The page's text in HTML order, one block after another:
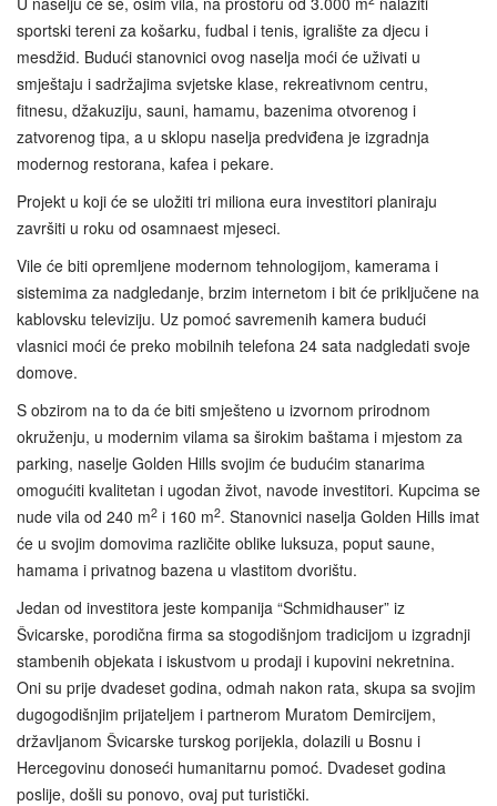
sportski tereni za košarku, fudbal i tenis, igralište za djecu i
mesdžid. Budući stanovnici ovog naselja moći će uživati u
smještaju i sadržajima svjetske klase, rekreativnom centru,
fitnesu, džakuziju, sauni, hamamu, bazenima otvorenog i
zatvorenog tipa, a u sklopu naselja predviđena je izgradnja
modernog restorana, kafea i pekare.
Projekt u koji će se uložiti tri miliona eura investitori planiraju
završiti u roku od osamnaest mjeseci.
Vile će biti opremljene modernom tehnologijom, kamerama i
sistemima za nadgledanje, brzim internetom i bit će priključene na
kablovsku televiziju. Uz pomoć savremenih kamera budući
vlasnici moći će preko mobilnih telefona 24 sata nadgledati svoje
domove.
S obzirom na to da će biti smješteno u izvornom prirodnom
okruženju, u modernim vilama sa širokim baštama i mjestom za
parking, naselje Golden Hills svojim će budućim stanarima
omogućiti kvalitetan i ugodan život, navode investitori. Kupcima se
nude vila od 240 m2 i 160 m2. Stanovnici naselja Golden Hills imat
će u svojim domovima različite oblike luksuza, poput saune,
hamama i privatnog bazena u vlastitom dvorištu.
Jedan od investitora jeste kompanija “Schmidhauser” iz
Švicarske, porodična firma sa stogodišnjom tradicijom u izgradnji
stambenih objekata i iskustvom u prodaji i kupovini nekretnina.
Oni su prije dvadeset godina, odmah nakon rata, skupa sa svojim
dugogodišnjim prijateljem i partnerom Muratom Demircijem,
državljanom Švicarske turskog porijekla, dolazili u Bosnu i
Hercegovinu donoseći humanitarnu pomoć. Dvadeset godina
poslije, došli su ponovo, ovaj put turistički.